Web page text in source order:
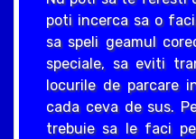
poti incerca sa o
sa speli geamul
speciale, sa eviti
locurile de parcare
cada ceva de sus.
trebuie sa le faci